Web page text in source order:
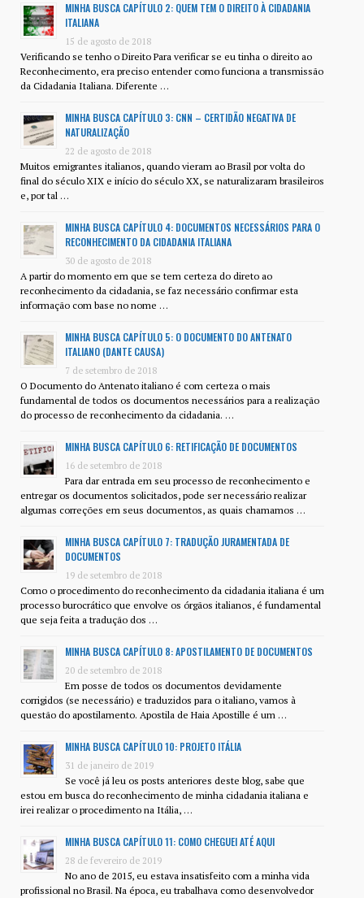
MINHA BUSCA CAPÍTULO 2: QUEM TEM O DIREITO À CIDADANIA
ITALIANA
15 de agosto de 2018
Verificando se tenho o Direito Para verificar se eu tinha o direito ao
Reconhecimento, era preciso entender como funciona a transmissão
da Cidadania Italiana. Diferente …
MINHA BUSCA CAPÍTULO 3: CNN – CERTIDÃO NEGATIVA DE
NATURALIZAÇÃO
22 de agosto de 2018
Muitos emigrantes italianos, quando vieram ao Brasil por volta do
final do século XIX e início do século XX, se naturalizaram brasileiros
e, por tal …
MINHA BUSCA CAPÍTULO 4: DOCUMENTOS NECESSÁRIOS PARA O
RECONHECIMENTO DA CIDADANIA ITALIANA
30 de agosto de 2018
A partir do momento em que se tem certeza do direto ao
reconhecimento da cidadania, se faz necessário confirmar esta
informação com base no nome …
MINHA BUSCA CAPÍTULO 5: O DOCUMENTO DO ANTENATO
ITALIANO (DANTE CAUSA)
7 de setembro de 2018
O Documento do Antenato italiano é com certeza o mais
fundamental de todos os documentos necessários para a realização
do processo de reconhecimento da cidadania. …
MINHA BUSCA CAPÍTULO 6: RETIFICAÇÃO DE DOCUMENTOS
16 de setembro de 2018
Para dar entrada em seu processo de reconhecimento e
entregar os documentos solicitados, pode ser necessário realizar
algumas correções em seus documentos, as quais chamamos …
MINHA BUSCA CAPÍTULO 7: TRADUÇÃO JURAMENTADA DE
DOCUMENTOS
19 de setembro de 2018
Como o procedimento do reconhecimento da cidadania italiana é um
processo burocrático que envolve os órgãos italianos, é fundamental
que seja feita a tradução dos …
MINHA BUSCA CAPÍTULO 8: APOSTILAMENTO DE DOCUMENTOS
20 de setembro de 2018
Em posse de todos os documentos devidamente
corrigidos (se necessário) e traduzidos para o italiano, vamos à
questão do apostilamento. Apostila de Haia Apostille é um …
MINHA BUSCA CAPÍTULO 10: PROJETO ITÁLIA
31 de janeiro de 2019
Se você já leu os posts anteriores deste blog, sabe que
estou em busca do reconhecimento de minha cidadania italiana e
irei realizar o procedimento na Itália, …
MINHA BUSCA CAPÍTULO 11: COMO CHEGUEI ATÉ AQUI
28 de fevereiro de 2019
No ano de 2015, eu estava insatisfeito com a minha vida
profissional no Brasil. Na época, eu trabalhava como desenvolvedor